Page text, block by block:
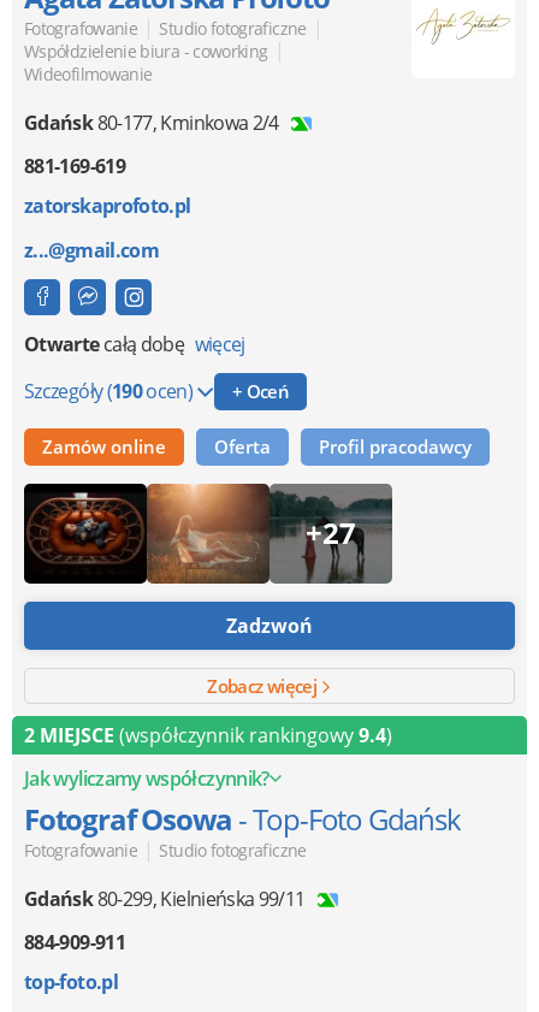
Fotografowanie | Studio fotograficzne |
Współdzielenie biura - coworking |
Wideofilmowanie
Gdańsk80-177,Kminkowa 2/4
881-169-619
zatorskaprofoto.pl
z...@gmail.com
Otwartecałą dobę więcej
Szczegóły(190ocen) + Oceń
Zamów online Oferta Profil pracodawcy
+27
Zadzwoń
Zobacz więcej
2 MIEJSCE (współczynnik rankingowy9.4)
Jak wyliczamy współczynnik?
Fotograf Osowa - Top-Foto Gdańsk
Fotografowanie | Studio fotograficzne
Gdańsk80-299,Kielnieńska 99/11
884-909-911
top-foto.pl